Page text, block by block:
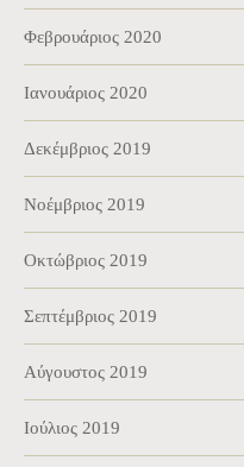
Φεβρουάριος 2020
Ιανουάριος 2020
Δεκέμβριος 2019
Νοέμβριος 2019
Οκτώβριος 2019
Σεπτέμβριος 2019
Αύγουστος 2019
Ιούλιος 2019